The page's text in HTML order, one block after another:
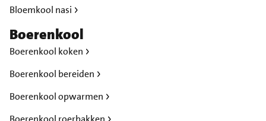
Bloemkool nasi
Boerenkool
Boerenkool koken
Boerenkool bereiden
Boerenkool opwarmen